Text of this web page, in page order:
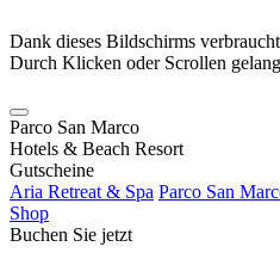
Dank dieses Bildschirms
Durch Klicken oder Scrollen
Parco San Marco
Hotels & Beach Resort
Gutscheine
Aria Retreat & Spa Parco San
Shop
Buchen Sie jetzt